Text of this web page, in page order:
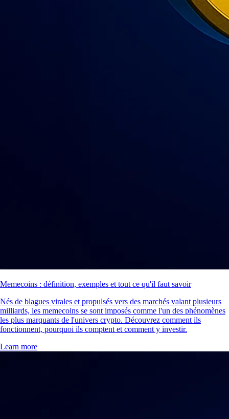
Memecoins : définition, exemples et tout ce qu'il faut savoir
Nés de blagues virales et propulsés vers des marchés valant plusieurs
milliards, les memecoins se sont imposés comme l'un des phénomènes
les plus marquants de l'univers crypto. Découvrez comment ils
fonctionnent, pourquoi ils comptent et comment y investir.
Learn more